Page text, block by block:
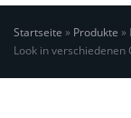
Startseite » Produkte »
Look in verschiedenen